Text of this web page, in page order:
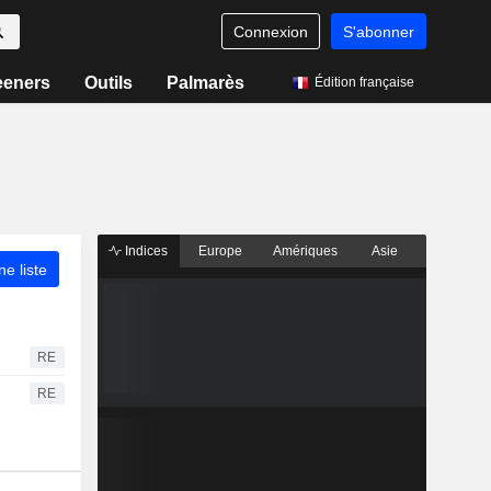
Connexion S'abonner
Outils Palmarès Édition française
liste
RE
RE
Indices Europe Amériques Asie